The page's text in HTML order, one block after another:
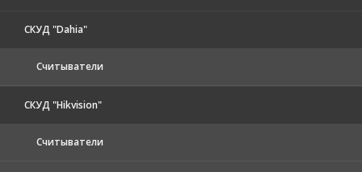
СКУД "Dahia"
Считыватели
СКУД "Hikvision"
Считыватели